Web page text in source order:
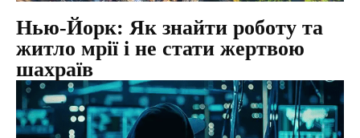
Нью-Йорк: Як знайти роботу та
житло мрії і не стати жертвою
шахраїв